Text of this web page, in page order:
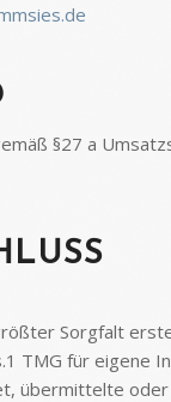
§27 a
Sorgfalt
TMG für eigene
übermittelte